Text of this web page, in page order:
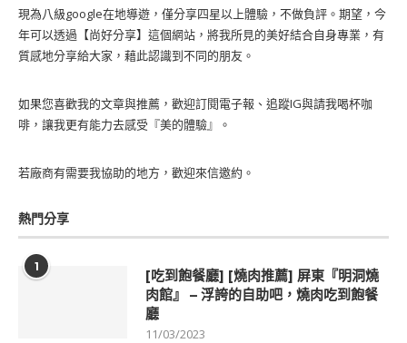
現為八級google在地導遊，僅分享四星以上體驗，不做負評。期望，今
年可以透過【尚好分享】這個網站，將我所見的美好結合自身專業，有
質感地分享給大家，藉此認識到不同的朋友。
如果您喜歡我的文章與推薦，歡迎訂閱電子報、追蹤IG與請我喝杯咖
啡，讓我更有能力去感受『美的體驗』。
若廠商有需要我協助的地方，歡迎來信邀約。
熱門分享
1
[吃到飽餐廳] [燒肉推薦] 屏東『明洞燒
肉館』 – 浮誇的自助吧，燒肉吃到飽餐
廳
11/03/2023